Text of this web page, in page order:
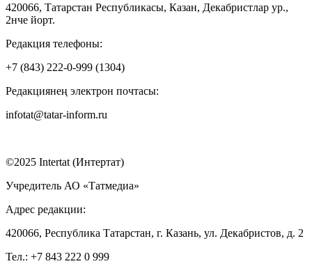
420066, Татарстан Республикасы, Казан, Декабристлар ур.,
2нче йорт.
Редакция телефоны:
+7 (843) 222-0-999 (1304)
Редакциянең электрон почтасы:
infotat@tatar-inform.ru
©2025 Intertat (Интертат)
Учредитель АО «Татмедиа»
Адрес редакции:
420066, Республика Татарстан, г. Казань, ул. Декабристов, д. 2
Тел.: +7 843 222 0 999